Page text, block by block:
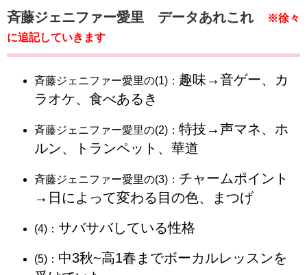
斉藤ジェニファー愛里 データあれこれ
※徐々
に追記していきます
斉藤ジェニファー愛里の(1)： 趣味→音ゲー、カ
ラオケ、食べあるき
斉藤ジェニファー愛里の(2)： 特技→声マネ、ホ
ルン、トランペット、華道
斉藤ジェニファー愛里の(3)： チャームポイント
→日によって変わる目の色、まつげ
(4)： サバサバしている性格
(5)： 中3秋~高1春までボーカルレッスンを